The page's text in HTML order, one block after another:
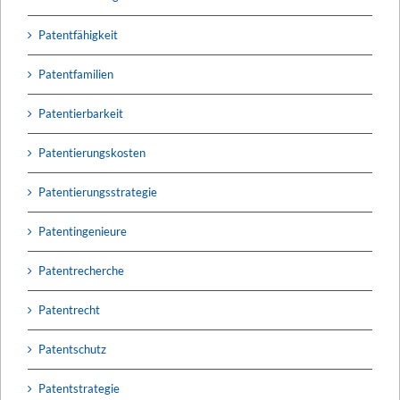
Patentfähigkeit
Patentfamilien
Patentierbarkeit
Patentierungskosten
Patentierungsstrategie
Patentingenieure
Patentrecherche
Patentrecht
Patentschutz
Patentstrategie